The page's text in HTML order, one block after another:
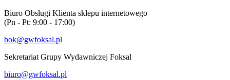
Biuro Obsługi Klienta sklepu internetowego
(Pn - Pt: 9:00 - 17:00)
bok@gwfoksal.pl
Sekretariat Grupy Wydawniczej Foksal
biuro@gwfoksal.pl